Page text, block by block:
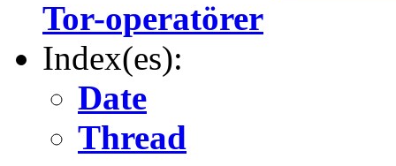
Tor-operatörer
Index(es):
Date
Thread